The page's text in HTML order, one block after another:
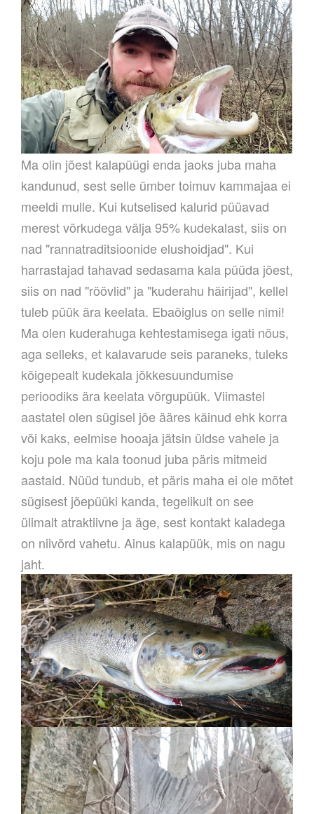
Ma olin jõest kalapüügi enda jaoks juba maha
kandunud, sest selle ümber toimuv kammajaa ei
meeldi mulle. Kui kutselised kalurid püüavad
merest võrkudega välja 95% kudekalast, siis on
nad "rannatraditsioonide elushoidjad". Kui
harrastajad tahavad sedasama kala püüda jõest,
siis on nad "röövlid" ja "kuderahu häirijad", kellel
tuleb püük ära keelata. Ebaõiglus on selle nimi!
Ma olen kuderahuga kehtestamisega igati nõus,
aga selleks, et kalavarude seis paraneks, tuleks
kõigepealt kudekala jõkkesuundumise
perioodiks ära keelata võrgupüük. Viimastel
aastatel olen sügisel jõe ääres käinud ehk korra
või kaks, eelmise hooaja jätsin üldse vahele ja
koju pole ma kala toonud juba päris mitmeid
aastaid. Nüüd tundub, et päris maha ei ole mõtet
sügisest jõepüüki kanda, tegelikult on see
ülimalt atraktiivne ja äge, sest kontakt kaladega
on niivõrd vahetu. Ainus kalapüük, mis on nagu
jaht.